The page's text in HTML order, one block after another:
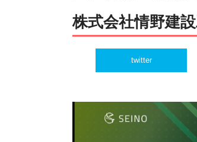
株式会社情野建
twitter